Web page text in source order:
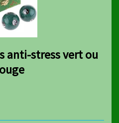
anti-stress vert ou